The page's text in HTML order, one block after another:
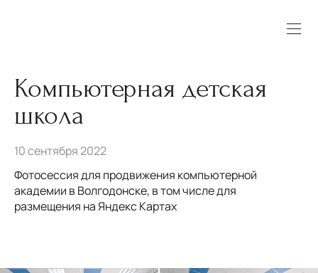
Компьютерная детская
школа
10 сентября 2022
Фотосессия для продвижения компьютерной
академии в Волгодонске, в том числе для
размещения на Яндекс Картах